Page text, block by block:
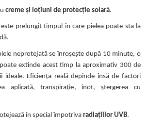
creme și loțiuni de protecție solară.
prelungit timpul în care pielea poate sta la
neprotejată se înroșește după 10 minute, o
poate extinde acest timp la aproximativ 300 de
ideale. Eficiența reală depinde însă de factori
aplicată, transpirație, înot, ștergerea cu
în special împotriva radiațiilor UVB.